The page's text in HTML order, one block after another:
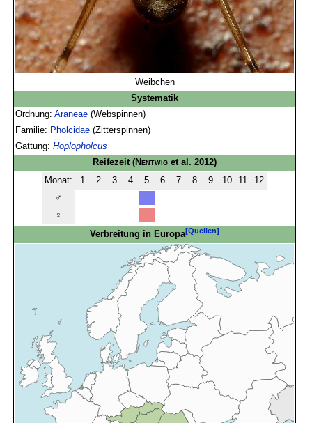
Weibchen
Systematik
Ordnung:Araneae (Webspinnen)
Familie: Pholcidae (Zitterspinnen)
Gattung:Hoplopholcus
Reifezeit(Nentwig et al. 2012)
Monat:
1 2 3 4 5 6 7 8 9 10 11
12
♂
♀
Verbreitung in Europa[Quellen]